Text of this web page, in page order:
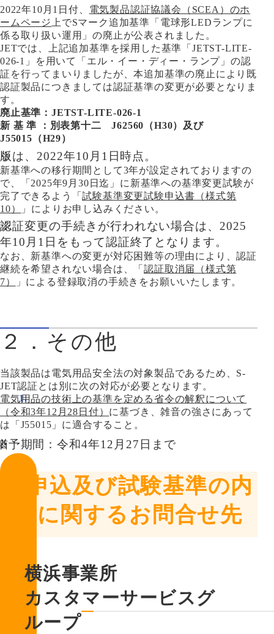
2022年10月1日付、 電気製品認証協議会（SCEA）のホ
ームページ 上でSマーク追加基準「電球形LEDランプに
係る取り扱い運用」の廃止が公表されました。
JETでは、上記追加基準を採用した基準「JETST-LITE-
026-1」を用いて「エル・イー・ディー・ランプ」の認
証を行ってまいりましたが、本追加基準の廃止により既
認証製品につきましては認証基準の変更が必要となりま
す。
廃止基準：JETST-LITE-026-1
新 基 準 ：別表第十二 J62560（H30）及び
J55015（H29）
版は、2022年10月1日時点。
新基準への移行期間として3年が設定されておりますの
で、「2025年9月30日迄」に新基準への基準変更試験が
完了できるよう「試験基準変更試験申込書（様式第
10）
」によりお申し込みください。
認証変更の手続きが行われない場合は、2025
年10月1日をもって認証終了となります。
なお、新基準への変更が対応困難等の理由により、認証
継続を希望されない場合は、「認証取消届（様式第
7）
」による登録取消の手続きをお願いいたします。
２．その他
当該製品は電気用品安全法の対象製品であるため、S-
JET認証とは別に次の対応が必要となります。
電気用品の技術上の基準を定める省令の解釈について
（令和3年12月28日付） に基づき、雑音の強さにあって
は「J55015」に適合すること。
予期間：令和4年12月27日まで
お申込及び試験基準の内
容に関するお問合せ先
横浜事業所
カスタマーサービスグ
ループ